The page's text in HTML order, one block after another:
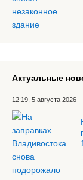
Актуальные
12:19, 5 августа 2026